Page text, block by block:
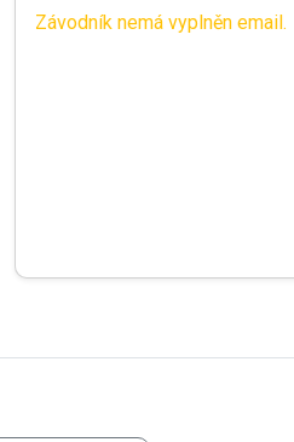
Závodník nemá vyplněn email.